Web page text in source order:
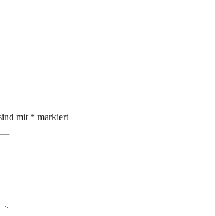
mit * markiert